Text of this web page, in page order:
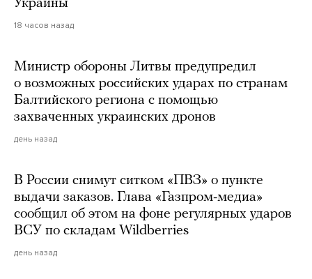
Украины
18 часов назад
Министр обороны Литвы предупредил
о возможных российских ударах по странам
Балтийского региона с помощью
захваченных украинских дронов
день назад
В России снимут ситком «ПВЗ» о пункте
выдачи заказов. Глава «Газпром-медиа»
сообщил об этом на фоне регулярных ударов
ВСУ по складам Wildberries
день назад